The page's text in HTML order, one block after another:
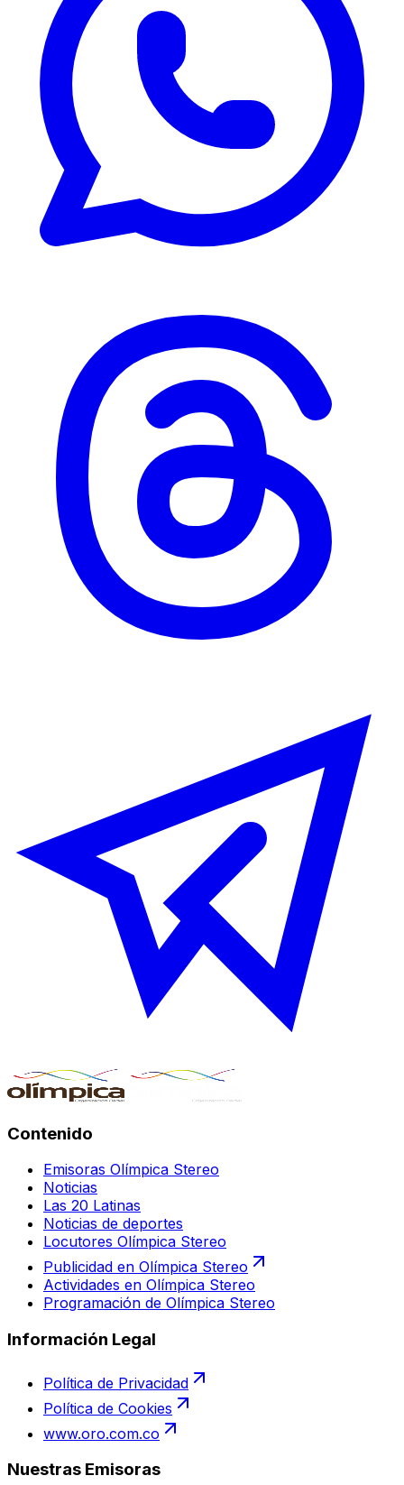
Contenido
Emisoras Olímpica Stereo
Noticias
Las 20 Latinas
Noticias de deportes
Locutores Olímpica Stereo
Publicidad en Olímpica Stereo
Actividades en Olímpica Stereo
Programación de Olímpica Stereo
Información Legal
Política de Privacidad
Política de Cookies
www.oro.com.co
Nuestras Emisoras